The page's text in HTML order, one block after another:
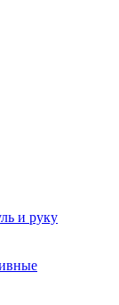
и руку